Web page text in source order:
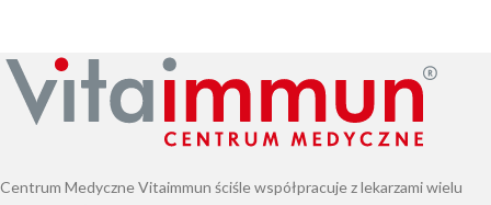
Centrum Medyczne Vitaimmun ściśle współpracuje z lekarzami wielu